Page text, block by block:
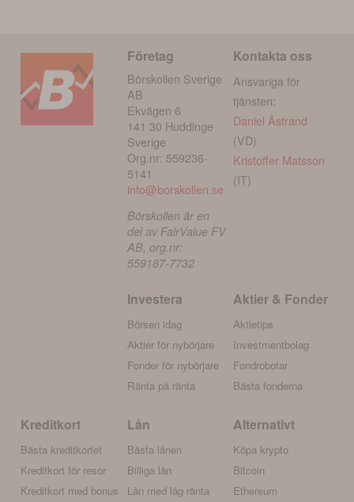
Företag
Börskollen Sverige
AB
Ekvägen 6
141 30 Huddinge
Sverige
Org.nr: 559236-
5141
info@borskollen.se
Börskollen är en
del av FairValue FV
AB, org.nr:
559187-7732
Kontakta oss
Ansvariga för
tjänsten:
Daniel Åstrand
(VD)
Kristoffer Matsson
(IT)
Investera
Börsen idag
Aktier för nybörjare
Fonder för nybörjare
Ränta på ränta
Aktier & Fonder
Aktietips
Investmentbolag
Fondrobotar
Bästa fonderna
Kreditkort
Bästa kreditkortet
Kreditkort för resor
Kreditkort med bonus
Lån
Bästa lånen
Billiga lån
Lån med låg ränta
Alternativt
Köpa krypto
Bitcoin
Ethereum